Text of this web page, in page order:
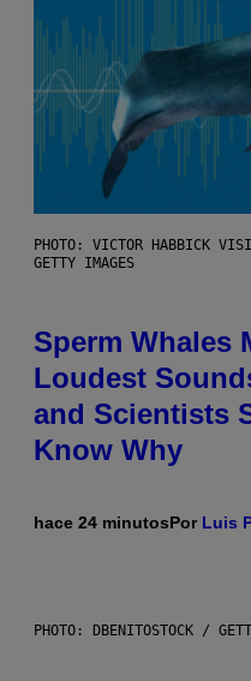
PHOTO: VICTOR HABBICK
GETTY IMAGES
Sperm Whales
Loudest
and Scientists
Know Why
hace 24 minutosPor Luis
PHOTO: DBENITOSTOCK /